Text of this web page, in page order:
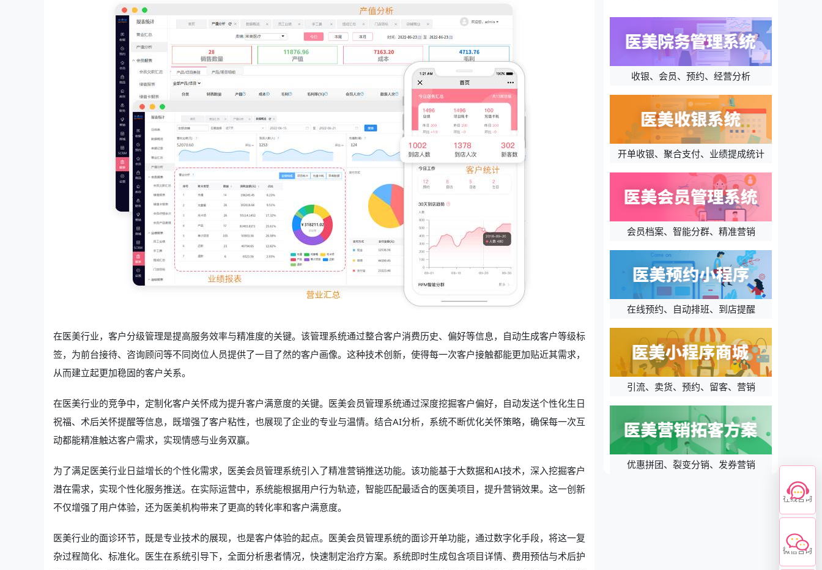
在医美行业，客户分级管理是提高服务效率与精准度的关键。该管理系统通过整合客户消费历史、偏好等信息，自动生成客户等级标
签，为前台接待、咨询顾问等不同岗位人员提供了一目了然的客户画像。这种技术创新，使得每一次客户接触都能更加贴近其需求，
从而建立起更加稳固的客户关系。
在医美行业的竞争中，定制化客户关怀成为提升客户满意度的关键。医美会员管理系统通过深度挖掘客户偏好，自动发送个性化生日
祝福、术后关怀提醒等信息，既增强了客户粘性，也展现了企业的专业与温情。结合AI分析，系统不断优化关怀策略，确保每一次互
动都能精准触达客户需求，实现情感与业务双赢。
为了满足医美行业日益增长的个性化需求，医美会员管理系统引入了精准营销推送功能。该功能基于大数据和AI技术，深入挖掘客户
潜在需求，实现个性化服务推送。在实际运营中，系统能根据用户行为轨迹，智能匹配最适合的医美项目，提升营销效果。这一创新
不仅增强了用户体验，还为医美机构带来了更高的转化率和客户满意度。
医美行业的面诊环节，既是专业技术的展现，也是客户体验的起点。医美会员管理系统的面诊开单功能，通过数字化手段，将这一复
杂过程简化、标准化。医生在系统引导下，全面分析患者情况，快速制定治疗方案。系统即时生成包含项目详情、费用预估与术后护
收银、会员、预约、经营分析
开单收银、聚合支付、业绩提成统计
会员档案、智能分群、精准营销
在线预约、自动排班、到店提醒
引流、卖货、预约、留客、营销
优惠拼团、裂变分销、发券营销
在线咨询
微信咨询